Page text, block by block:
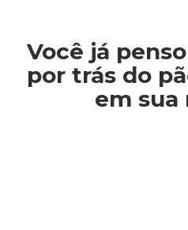
Você já
por trás do
em sua